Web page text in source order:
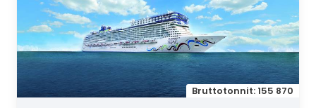
Bruttotonnit: 155 870